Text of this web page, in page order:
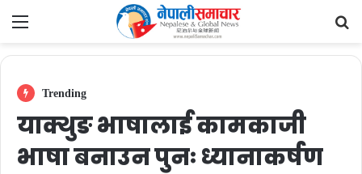
Menu
Trending
याक्थुङ भाषालाई कामकाजी
भाषा बनाउन पुनः ध्यानाकर्षण